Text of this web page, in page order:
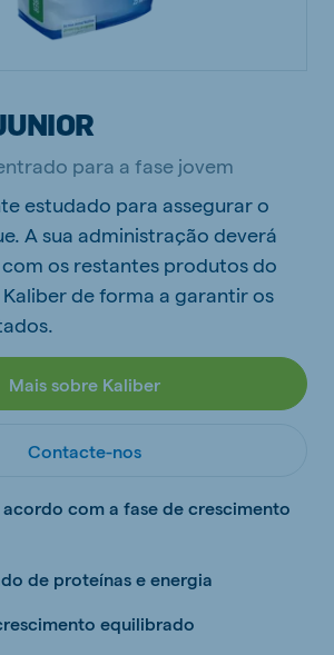
para a fase jovem
estudado para assegurar o
A sua administração deverá
os restantes produtos do
de forma a garantir os
Mais sobre Kaliber
Contacte-nos
com a fase de crescimento
de proteínas e energia
equilibrado